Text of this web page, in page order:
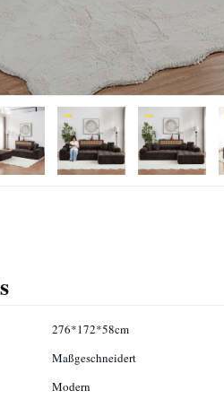
276*172*58cm
Maßgeschneidert
Modern